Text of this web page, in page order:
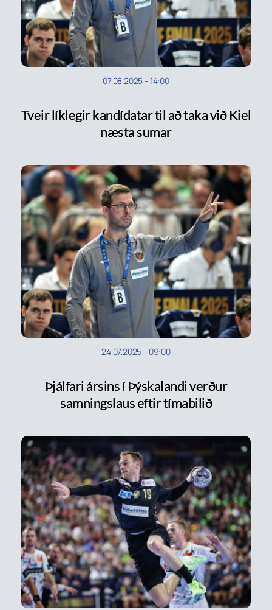
07.08.2025 - 14:00
Tveir líklegir kandídatar til að taka við Kiel
næsta sumar
24.07.2025 - 09:00
Þjálfari ársins í Þýskalandi verður
samningslaus eftir tímabilið